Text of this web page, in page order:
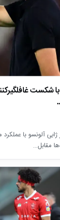
آلونسو با عملکرد
مقابل…